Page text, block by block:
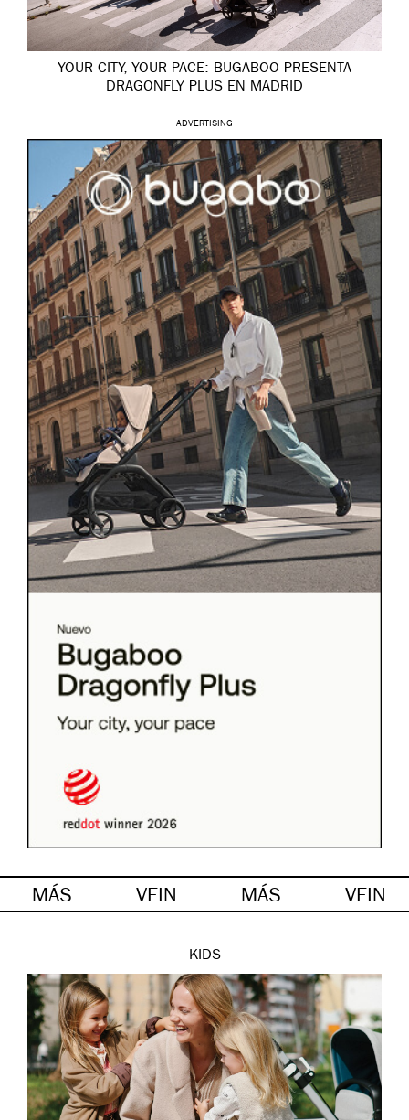
YOUR CITY, YOUR PACE: BUGABOO PRESENTA
DRAGONFLY PLUS EN MADRID
ADVERTISING
MÁS VEIN MÁS VEIN
KIDS